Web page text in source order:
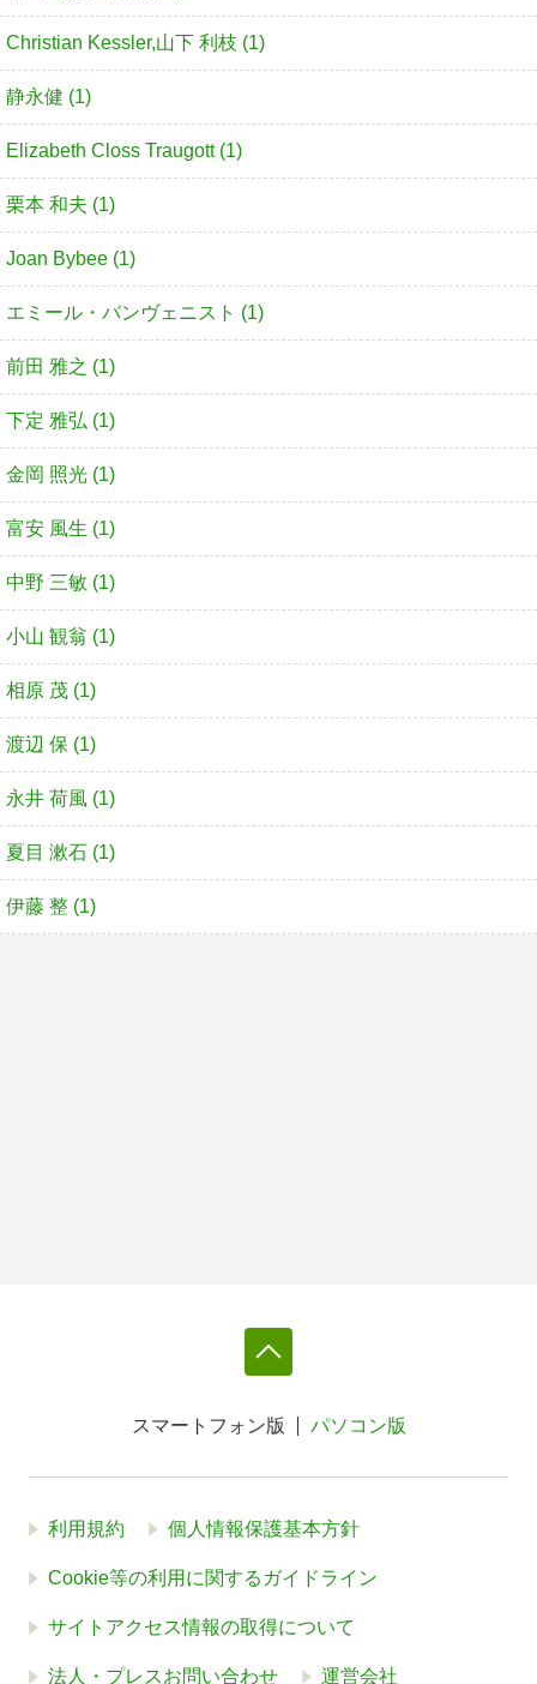
Christian Kessler,山下 利枝 (1)
静永健 (1)
Elizabeth Closs Traugott (1)
栗本 和夫 (1)
Joan Bybee (1)
エミール・バンヴェニスト (1)
前田 雅之 (1)
下定 雅弘 (1)
金岡 照光 (1)
富安 風生 (1)
中野 三敏 (1)
小山 観翁 (1)
相原 茂 (1)
渡辺 保 (1)
永井 荷風 (1)
夏目 漱石 (1)
伊藤 整 (1)
スマートフォン版 パソコン版
利用規約 個人情報保護基本方針
Cookie等の利用に関するガイドライン
サイトアクセス情報の取得について
法人・プレスお問い合わせ 運営会社